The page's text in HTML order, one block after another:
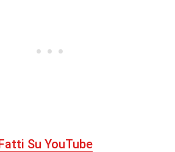
Su YouTube